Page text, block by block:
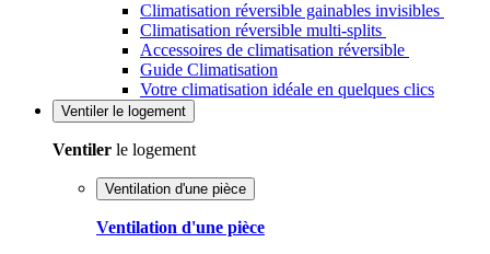
Climatisation réversible gainables invisibles
Climatisation réversible multi-splits
Accessoires de climatisation réversible
Guide Climatisation
Votre climatisation idéale en quelques clics
Ventiler le logement
Ventiler le logement
Ventilation d'une pièce
Ventilation d'une pièce